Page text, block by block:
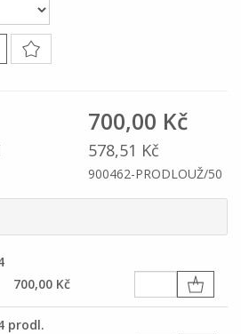
700,00 Kč
578,51 Kč
900462-PRODLOUŽ/50
700,00 Kč
prodl.